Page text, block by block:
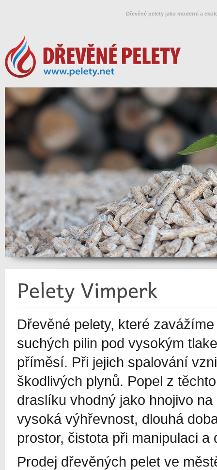
Dřevěné pelety jako moderní a
Dřevěné pelety, které
suchých pilin pod vysokým
příměsí. Při jejich spalování
škodlivých plynů. Popel z
draslíku vhodný jako hnojivo
vysoká výhřevnost, dlouhá
prostor, čistota při manipulaci a
Prodej dřevěných pelet ve